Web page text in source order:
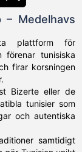
– Medelhavs
plattform för
förenar tunisiska
firar korsningen
Bizerte eller de
tunisier som
och autentiska
samtidigt